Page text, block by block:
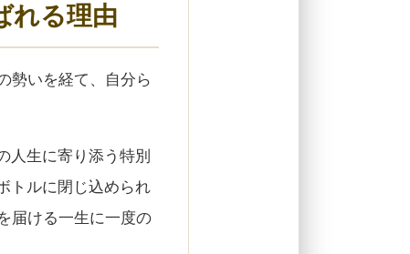
れる理由
勢いを経て、自分ら
人生に寄り添う特別
トルに閉じ込められ
届ける一生に一度の